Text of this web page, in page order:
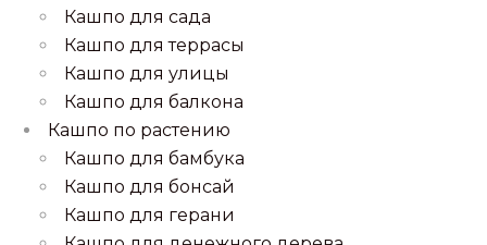
Кашпо для сада
Кашпо для террасы
Кашпо для улицы
Кашпо для балкона
Кашпо по растению
Кашпо для бамбука
Кашпо для бонсай
Кашпо для герани